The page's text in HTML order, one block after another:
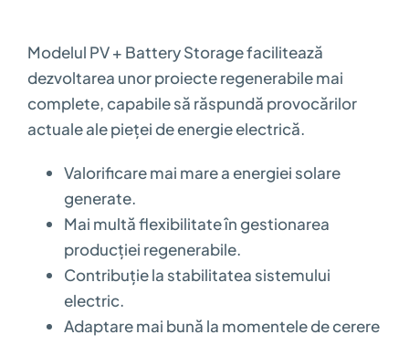
Modelul PV + Battery Storage facilitează
dezvoltarea unor proiecte regenerabile mai
complete, capabile să răspundă provocărilor
actuale ale pieței de energie electrică.
Valorificare mai mare a energiei solare
generate.
Mai multă flexibilitate în gestionarea
producției regenerabile.
Contribuție la stabilitatea sistemului
electric.
Adaptare mai bună la momentele de cerere